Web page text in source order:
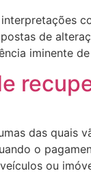
de
iminente
das quais
o
ou